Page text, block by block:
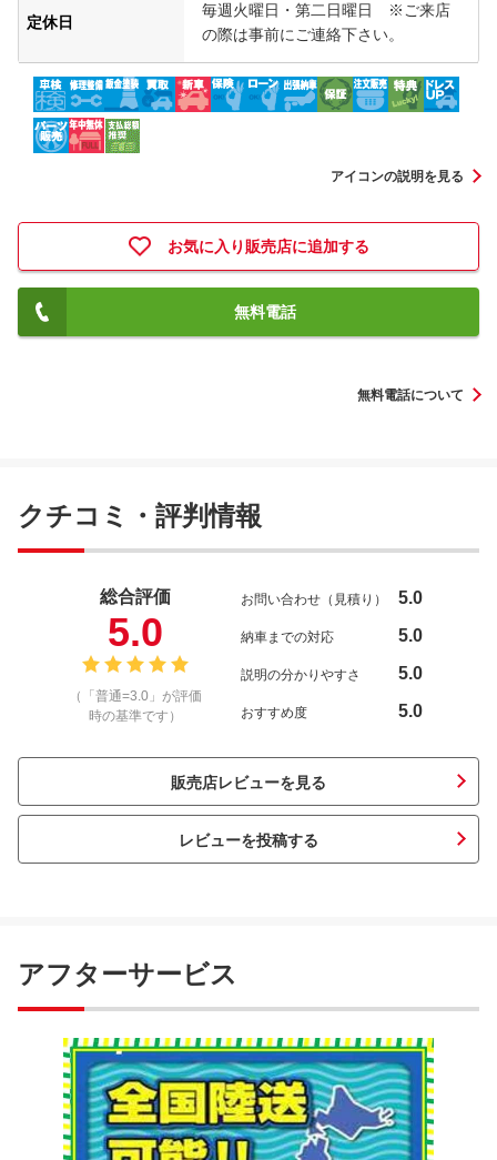
定休日
毎週火曜日・第二日曜日 ※ご来店
の際は事前にご連絡下さい。
アイコンの説明を見る
お気に入り販売店に追加する
無料電話
無料電話について
クチコミ・評判情報
総合評価
5.0
（「普通=3.0」が評価
時の基準です）
お問い合わせ（見積り） 5.0
納車までの対応 5.0
説明の分かりやすさ 5.0
おすすめ度 5.0
販売店レビューを見る
レビューを投稿する
アフターサービス